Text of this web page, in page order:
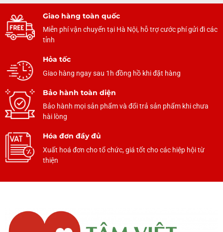
Giao hàng toàn quốc
Miễn phí vận chuyển tại Hà Nội, hỗ trợ cước phí gửi đi các
tỉnh
Hỏa tốc
Giao hàng ngay sau 1h đồng hồ khi đặt hàng
Bảo hành toàn diện
Bảo hành mọi sản phẩm và đổi trả sản phẩm khi chưa
hài lòng
Hóa đơn đầy đủ
Xuất hoá đơn cho tổ chức, giá tốt cho các hiệp hội từ
thiện